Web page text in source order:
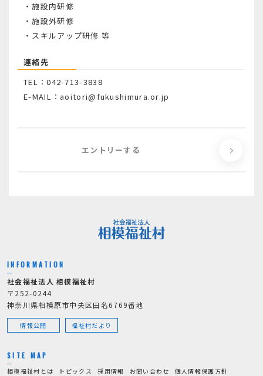
・施設内研修
・施設外研修
・スキルアップ研修 等
連絡先
TEL：042-713-3838
E-MAIL：aoitori@fukushimura.or.jp
エントリーする
INFORMATION
社会福祉法人 相模福祉村
〒252-0244
神奈川県相模原市中央区田名6769番地
情報公開 福祉村だより
SITE MAP
相模福祉村とは トピックス 採用情報 お問い合わせ 個人情報保護方針